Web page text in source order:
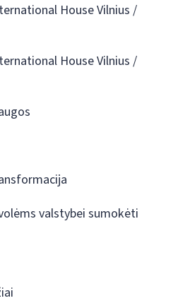
House Vilnius /
House Vilnius /
valstybei sumokėti